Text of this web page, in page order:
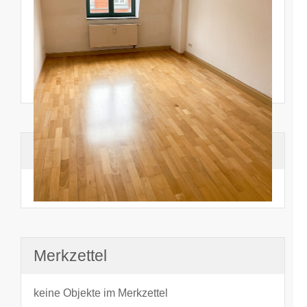
Suchhistorie
noch nichts angesehen
Merkzettel
keine Objekte im Merkzettel